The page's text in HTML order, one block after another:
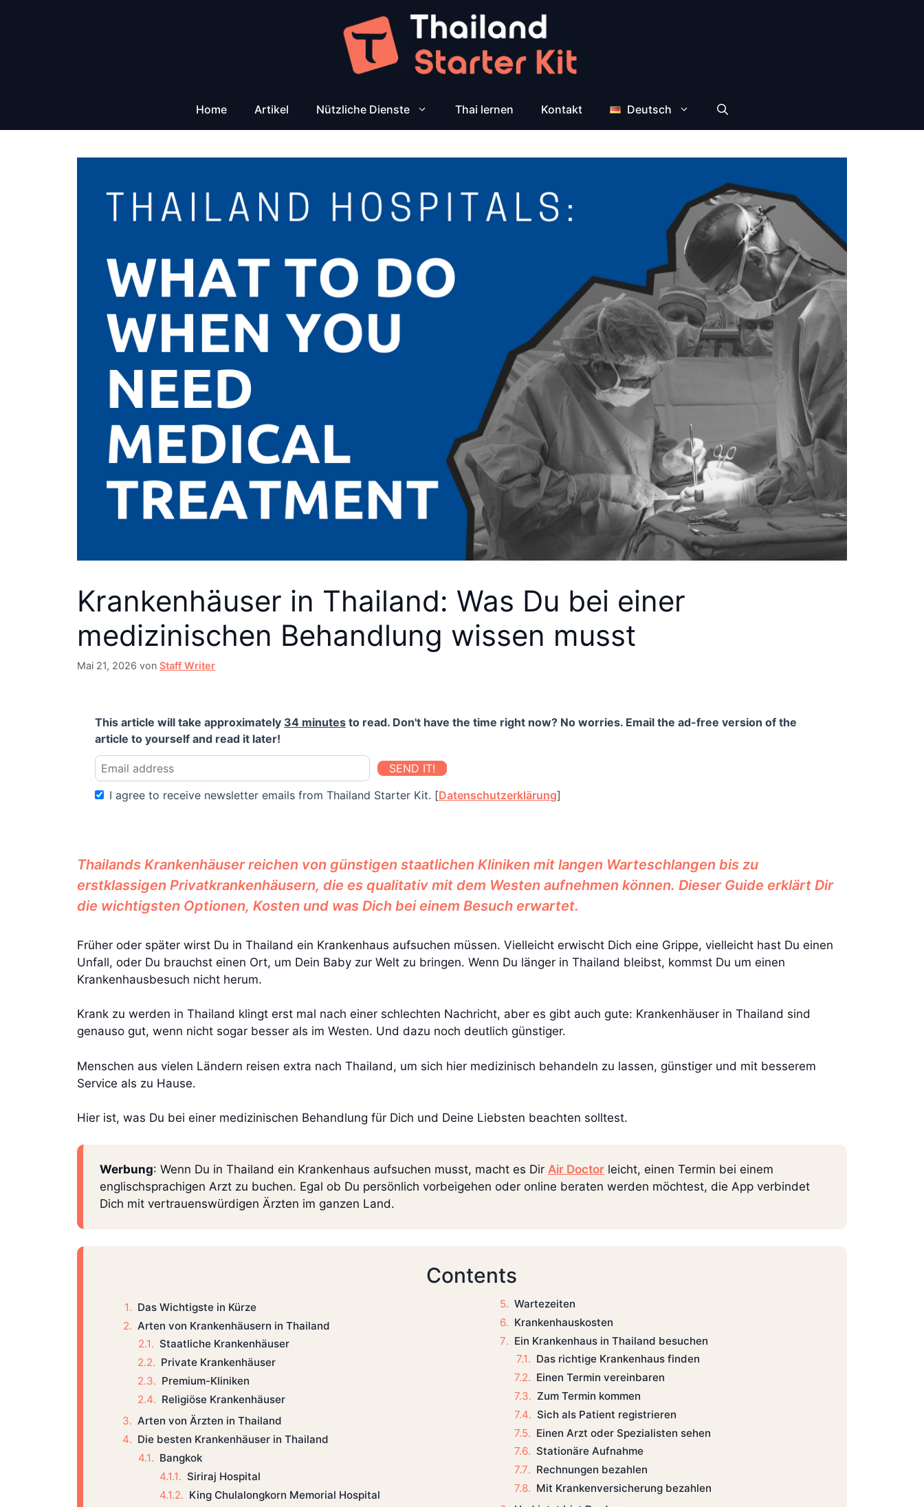
Home Artikel Nützliche Dienste Thai lernen Kontakt Deutsch
Krankenhäuser in Thailand: Was Du bei einer
medizinischen Behandlung wissen musst
Mai 21, 2026 von Staff Writer
This article will take approximately 34 minutes to read. Don't have the time right now? No worries. Email the ad-free version of the
article to yourself and read it later!
SEND IT!
I agree to receive newsletter emails from Thailand Starter Kit. [Datenschutzerklärung]
Thailands Krankenhäuser reichen von günstigen staatlichen Kliniken mit langen Warteschlangen bis zu
erstklassigen Privatkrankenhäusern, die es qualitativ mit dem Westen aufnehmen können. Dieser Guide erklärt Dir
die wichtigsten Optionen, Kosten und was Dich bei einem Besuch erwartet.
Früher oder später wirst Du in Thailand ein Krankenhaus aufsuchen müssen. Vielleicht erwischt Dich eine Grippe, vielleicht hast Du einen
Unfall, oder Du brauchst einen Ort, um Dein Baby zur Welt zu bringen. Wenn Du länger in Thailand bleibst, kommst Du um einen
Krankenhausbesuch nicht herum.
Krank zu werden in Thailand klingt erst mal nach einer schlechten Nachricht, aber es gibt auch gute: Krankenhäuser in Thailand sind
genauso gut, wenn nicht sogar besser als im Westen. Und dazu noch deutlich günstiger.
Menschen aus vielen Ländern reisen extra nach Thailand, um sich hier medizinisch behandeln zu lassen, günstiger und mit besserem
Service als zu Hause.
Hier ist, was Du bei einer medizinischen Behandlung für Dich und Deine Liebsten beachten solltest.
Werbung: Wenn Du in Thailand ein Krankenhaus aufsuchen musst, macht es Dir Air Doctor leicht, einen Termin bei einem
englischsprachigen Arzt zu buchen. Egal ob Du persönlich vorbeigehen oder online beraten werden möchtest, die App verbindet
Dich mit vertrauenswürdigen Ärzten im ganzen Land.
Contents
Das Wichtigste in Kürze
Arten von Krankenhäusern in Thailand
Staatliche Krankenhäuser
Private Krankenhäuser
Premium-Kliniken
Religiöse Krankenhäuser
Arten von Ärzten in Thailand
Die besten Krankenhäuser in Thailand
Bangkok
Siriraj Hospital
King Chulalongkorn Memorial Hospital
Wartezeiten
Krankenhauskosten
Ein Krankenhaus in Thailand besuchen
Das richtige Krankenhaus finden
Einen Termin vereinbaren
Zum Termin kommen
Sich als Patient registrieren
Einen Arzt oder Spezialisten sehen
Stationäre Aufnahme
Rechnungen bezahlen
Mit Krankenversicherung bezahlen